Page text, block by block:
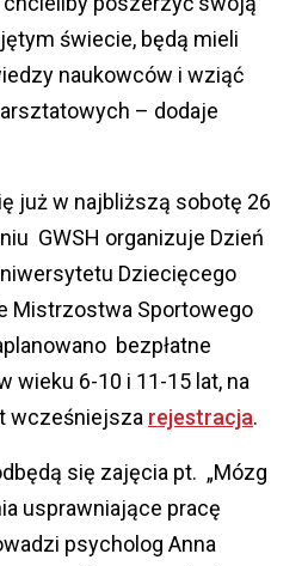
świecie, będą mieli
naukowców i wziąć
– dodaje
już w najbliższą sobotę 26
GWSH organizuje Dzień
Dziecięcego
Mistrzostwa Sportowego
bezpłatne
wieku 6-10 i 11-15 lat, na
wcześniejsza rejestracja.
się zajęcia pt. „Mózg
usprawniające pracę
psycholog Anna